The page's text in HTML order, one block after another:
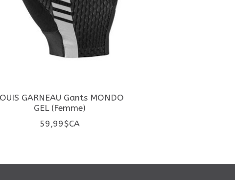
GARNEAU Gants MONDO
GEL (Femme)
59,99$CA